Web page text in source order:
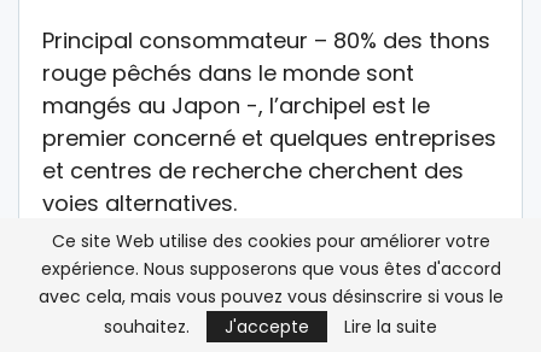
Principal consommateur – 80% des thons
rouge pêchés dans le monde sont
mangés au Japon -, l’archipel est le
premier concerné et quelques entreprises
et centres de recherche cherchent des
voies alternatives.
Pour ce projet, Burimy s’est associée au
laboratoire de recherche marine Kindai,
qui lui a fourni en décembre 2007 un lot
Ce site Web utilise des cookies pour améliorer votre
expérience. Nous supposerons que vous êtes d'accord
avec cela, mais vous pouvez vous désinscrire si vous le
souhaitez.
J'accepte Lire la suite